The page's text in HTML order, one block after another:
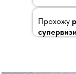
Прохожу